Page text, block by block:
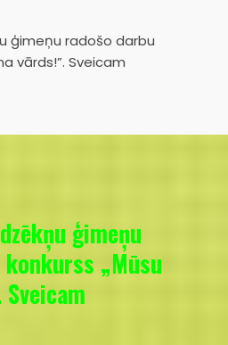
ģimeņu radošo darbu
vārds!”. Sveicam
ģimeņu
„Mūsu